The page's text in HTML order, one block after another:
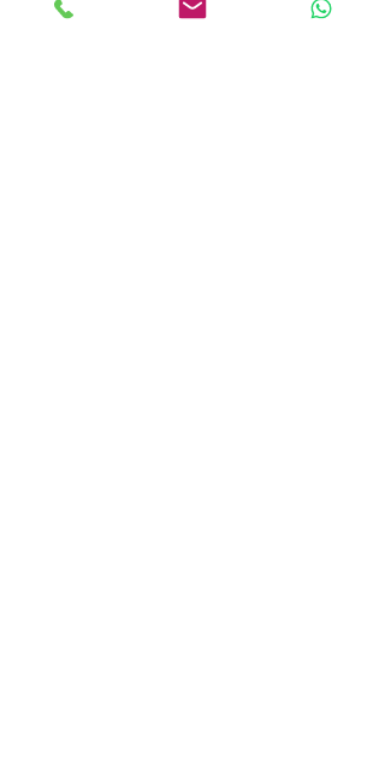
werden wir derartige Inhalte umgehend